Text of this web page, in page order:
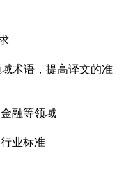
术语，提高译文的准
融等领域
业标准